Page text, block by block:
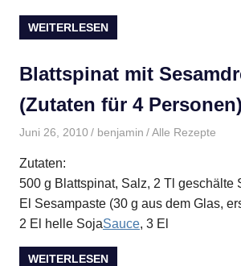
WEITERLESEN
Blattspinat mit
(Zutaten für 4 Personen)
Juni 26, 2010 benjamin Alle Rezepte
Zutaten:
500 g Blattspinat, Salz, 2 Tl geschälte
El Sesampaste (30 g aus dem Glas,
2 El helle SojaSauce, 3 El
WEITERLESEN